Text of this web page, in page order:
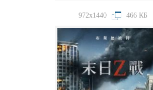
972x1440 466 КБ